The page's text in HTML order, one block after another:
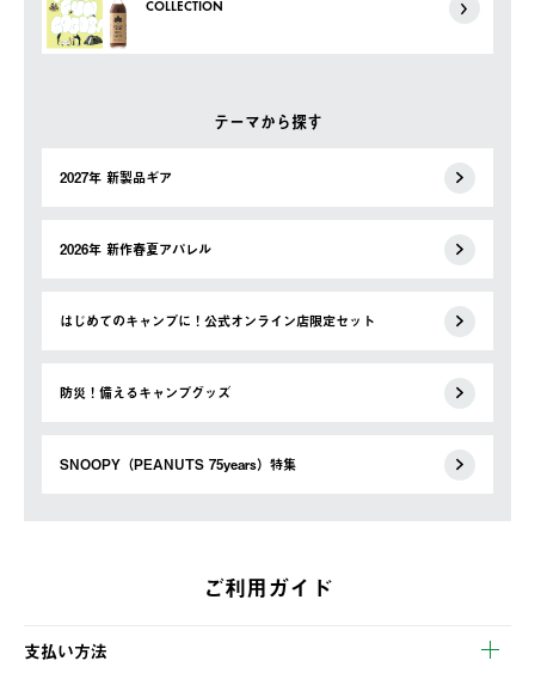
COLLECTION
テーマから探す
2027年 新製品ギア
2026年 新作春夏アパレル
はじめてのキャンプに！公式オンライン店限定セット
防災！備えるキャンプグッズ
SNOOPY（PEANUTS 75years）特集
ご利用ガイド
支払い方法